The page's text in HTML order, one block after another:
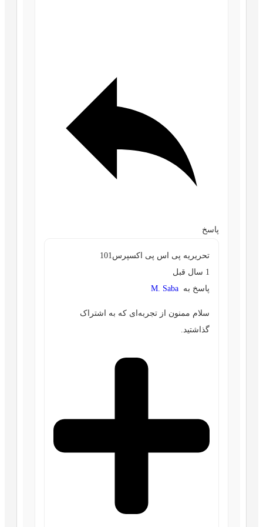
پاسخ
تحریریه پی اس پی اکسپرس101
1 سال قبل
پاسخ به M. Saba
سلام ممنون از تجربه‌ای که به اشتراک
گذاشتید.